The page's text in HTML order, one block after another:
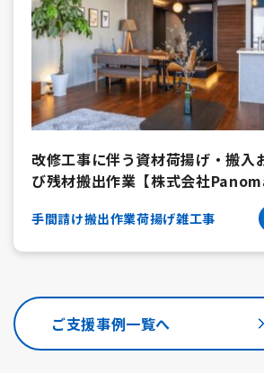
改修工事に伴う資材荷揚げ・搬入
び残材搬出作業【株式会社
手間請け搬出作業荷揚げ雑工事
ご支援事例一覧へ